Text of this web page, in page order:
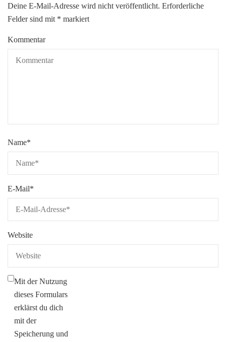
Deine E-Mail-Adresse wird nicht veröffentlicht. Erforderliche
Felder sind mit * markiert
Kommentar
Name*
E-Mail*
Website
Mit der Nutzung
dieses Formulars
erklärst du dich
mit der
Speicherung und